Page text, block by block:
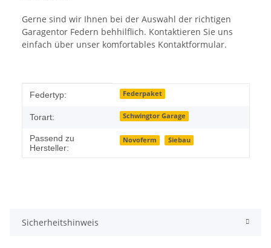
Gerne sind wir Ihnen bei der Auswahl der richtigen
Garagentor Federn behhilflich. Kontaktieren Sie uns
einfach über unser komfortables Kontaktformular.
Produkteigenschaft
Wert
Federtyp: Federpaket
Torart: Schwingtor Garage
Passend zu
Hersteller:
Novoferm Siebau
Sicherheitshinweis